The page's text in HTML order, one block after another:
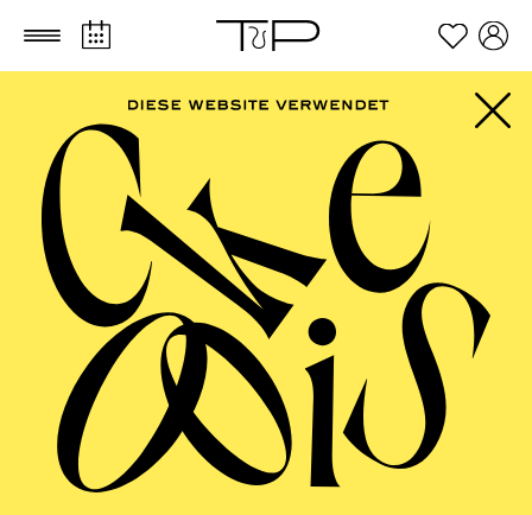
Zum Hauptinhalt springen Zum Footer springen
PHILHARMONIE